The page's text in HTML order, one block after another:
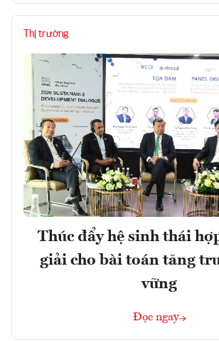
Thị trường
Thúc đẩy hệ sinh thái
giải cho bài toán tăng
vững
Đọc ngay